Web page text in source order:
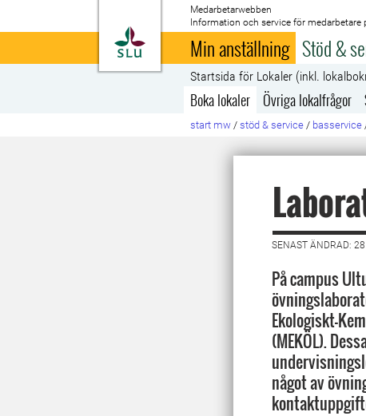
Till startsida
Medarbetarwebben
Information och service för medarbetare
Min anställning Stöd &
Startsida för Lokaler (inkl.
Boka lokaler Övriga lokalfrågor
start mw / stöd & service / basservice
SENAST ÄNDRAD:
På campus
Ekologiskt-
(MEKÖL).
något av